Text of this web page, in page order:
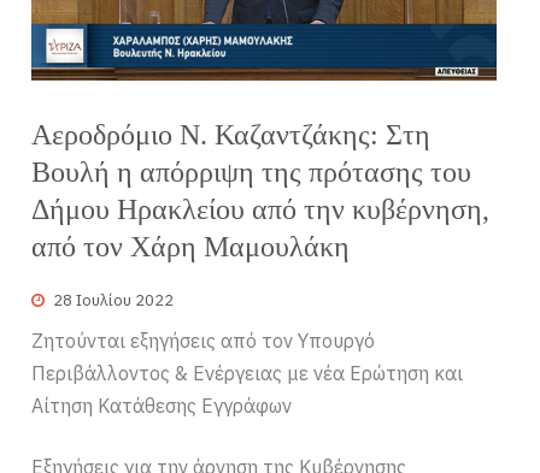
Αεροδρόμιο Ν. Καζαντζάκης: Στη
Βουλή η απόρριψη της πρότασης του
Δήμου Ηρακλείου από την κυβέρνηση,
από τον Χάρη Μαμουλάκη
28 Ιουλίου 2022
Ζητούνται εξηγήσεις από τον Υπουργό
Περιβάλλοντος & Ενέργειας με νέα Ερώτηση και
Αίτηση Κατάθεσης Εγγράφων
Εξηγήσεις για την άρνηση της Κυβέρνησης